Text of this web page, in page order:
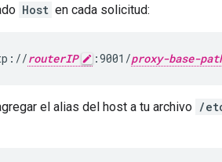
Host en cada solicitud:
routerIP :9001/proxy-base-
el alias del host a tu archivo /